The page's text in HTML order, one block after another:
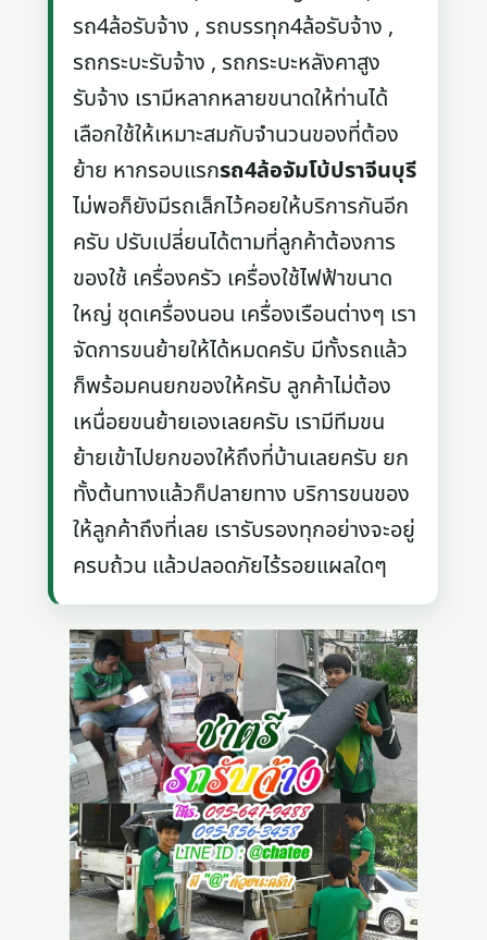
รถ4ล้อรับจ้าง , รถบรรทุก4ล้อรับจ้าง ,
รถกระบะรับจ้าง , รถกระบะหลังคาสูง
รับจ้าง เรามีหลากหลายขนาดให้ท่านได้
เลือกใช้ให้เหมาะสมกับจำนวนของที่ต้อง
ย้าย หากรอบแรกรถ4ล้อจัมโบ้ปราจีนบุรี
ไม่พอก็ยังมีรถเล็กไว้คอยให้บริการกันอีก
ครับ ปรับเปลี่ยนได้ตามที่ลูกค้าต้องการ
ของใช้ เครื่องครัว เครื่องใช้ไฟฟ้าขนาด
ใหญ่ ชุดเครื่องนอน เครื่องเรือนต่างๆ เรา
จัดการขนย้ายให้ได้หมดครับ มีทั้งรถแล้ว
ก็พร้อมคนยกของให้ครับ ลูกค้าไม่ต้อง
เหนื่อยขนย้ายเองเลยครับ เรามีทีมขน
ย้ายเข้าไปยกของให้ถึงที่บ้านเลยครับ ยก
ทั้งต้นทางแล้วก็ปลายทาง บริการขนของ
ให้ลูกค้าถึงที่เลย เรารับรองทุกอย่างจะอยู่
ครบถ้วน แล้วปลอดภัยไร้รอยแผลใดๆ